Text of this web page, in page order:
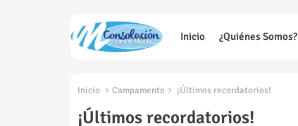
Inicio ¿Quiénes Somos?
Inicio Campamento ¡Últimos recordatorios!
¡Últimos recordatorios!